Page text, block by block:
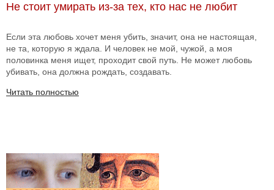
Не стоит умирать из-за тех, кто нас не любит
Если эта любовь хочет меня убить, значит, она не настоящая,
не та, которую я ждала. И человек не мой, чужой, а моя
половинка меня ищет, проходит свой путь. Не может любовь
убивать, она должна рождать, создавать.
Читать полностью